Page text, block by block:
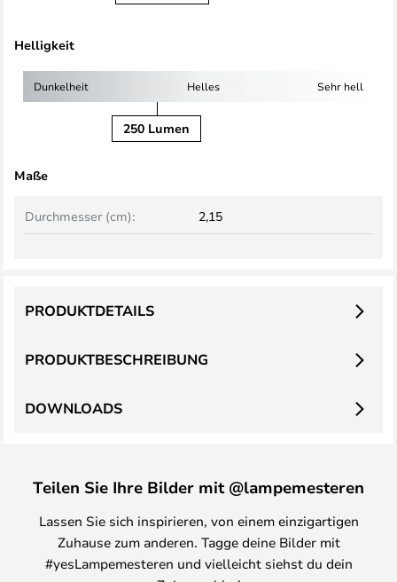
Helligkeit
Dunkelheit Helles Sehr hell
250 Lumen
Maße
Durchmesser (cm): 2,15
PRODUKTBESCHREIBUNG
PRODUKTDETAILS
DOWNLOADS
Teilen Sie Ihre Bilder mit @lampemesteren
Lassen Sie sich inspirieren, von einem einzigartigen
Zuhause zum anderen. Tagge deine Bilder mit
#yesLampemesteren und vielleicht siehst du dein